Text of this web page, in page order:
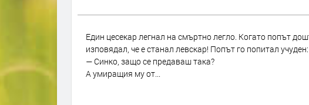
Един цесекар легнал на смъртно легло. Когато попът
изповядал, че е станал левскар! Попът го попитал учуден:
— Синко, защо се предаваш така?
А умиращия му от...